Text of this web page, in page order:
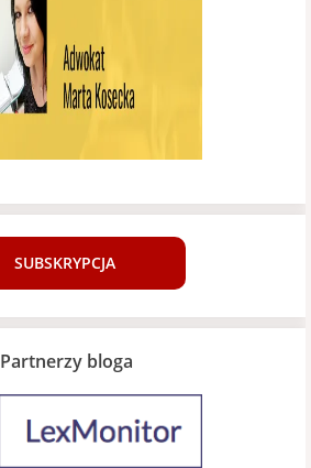
SUBSKRYPCJA
Partnerzy bloga